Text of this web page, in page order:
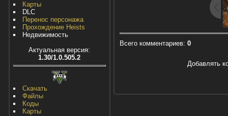
Карты
DLC
Перенос персонажа
Прохождение Heists
Недвижимость
Актуальная версия:
1.30/1.0.505.2
Скачать
Файлы
Коды
Карты
Всего комментариев: 0
Добавлять